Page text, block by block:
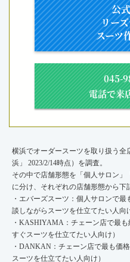
公
リー
スーツ
045-
電話で来
横浜でオーダースーツを取り扱う
浜」 2023/2/14時点）を調査。
その中で店舗形態を「個人サロン」
に分け、それぞれの店舗形態から下
・エバーズスーツ：個人サロンで
談しながらスーツを仕立てたい人向
・KASHIYAMA：チェーン店で最
すぐスーツを仕立てたい人向け）
・DANKAN：チェーン店で最も価
スーツを仕立てたい人向け）